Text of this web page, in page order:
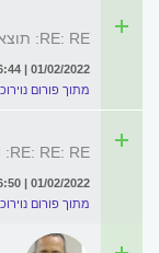
RE: RE: תוצאות בדיקת CT מוח
01/02/2022 | 16:44 | מאת: אירנה קוביל
מתוך פורום
RE: RE: RE: תוצאות בדיקת CT מוח
01/02/2022 | 16:50 | מאת: אירנה קוביל
מתוך פורום